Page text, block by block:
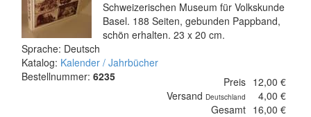
Schweizerischen Museum für Volkskunde
Basel. 188 Seiten, gebunden Pappband,
schön erhalten. 23 x 20 cm.
Sprache: Deutsch
Katalog: Kalender / Jahrbücher
Bestellnummer: 6235 Preis 12,00 €
Versand Deutschland
4,00 €
Gesamt 16,00 €